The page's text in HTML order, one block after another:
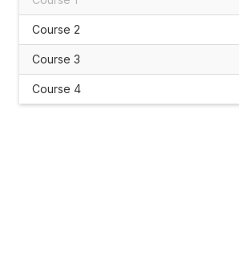
Course 2
Course 3
Course 4